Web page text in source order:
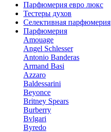
Парфюмерия евро люкс
Тестеры духов
Селективная парфюмерия
Парфюмерия
Amouage
Angel Schlesser
Antonio Banderas
Armand Basi
Azzaro
Baldessarini
Beyonce
Britney Spears
Burberry
Bvlgari
Byredo